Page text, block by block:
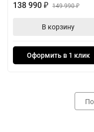
138 990 ₽ 149 990₽
В корзину
Оформить в 1 клик